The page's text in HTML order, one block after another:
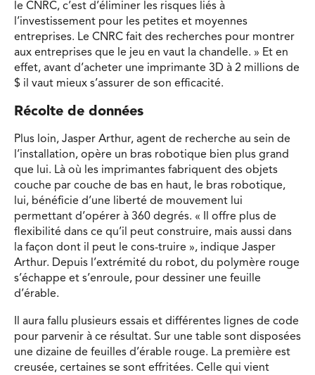
le CNRC, c’est d’éliminer les risques liés à
l’investissement pour les petites et moyennes
entreprises. Le CNRC fait des recherches pour montrer
aux entreprises que le jeu en vaut la chandelle. » Et en
effet, avant d’acheter une imprimante 3D à 2 millions de
$ il vaut mieux s’assurer de son efficacité.
Récolte de données
Plus loin, Jasper Arthur, agent de recherche au sein de
l’installation, opère un bras robotique bien plus grand
que lui. Là où les imprimantes fabriquent des objets
couche par couche de bas en haut, le bras robotique,
lui, bénéficie d’une liberté de mouvement lui
permettant d’opérer à 360 degrés. « Il offre plus de
flexibilité dans ce qu’il peut construire, mais aussi dans
la façon dont il peut le cons-truire », indique Jasper
Arthur. Depuis l’extrémité du robot, du polymère rouge
s’échappe et s’enroule, pour dessiner une feuille
d’érable.
Il aura fallu plusieurs essais et différentes lignes de code
pour parvenir à ce résultat. Sur une table sont disposées
une dizaine de feuilles d’érable rouge. La première est
creusée, certaines se sont effritées. Celle qui vient